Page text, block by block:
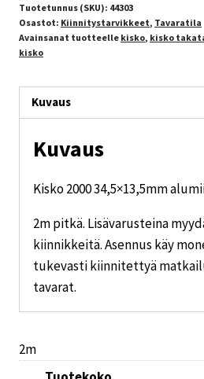
Tuotetunnus (SKU): 44303
Osastot: Kiinnitystarvikkeet, Tavaratila
Avainsanat tuotteelle kisko, kisko
kisko
Kuvaus
Kuvaus
Kisko 2000 34,5×13,5mm
2m pitkä. Lisävarusteina
kiinnikkeitä. Asennus käy
tukevasti kiinnitettyä
tavarat.
2m